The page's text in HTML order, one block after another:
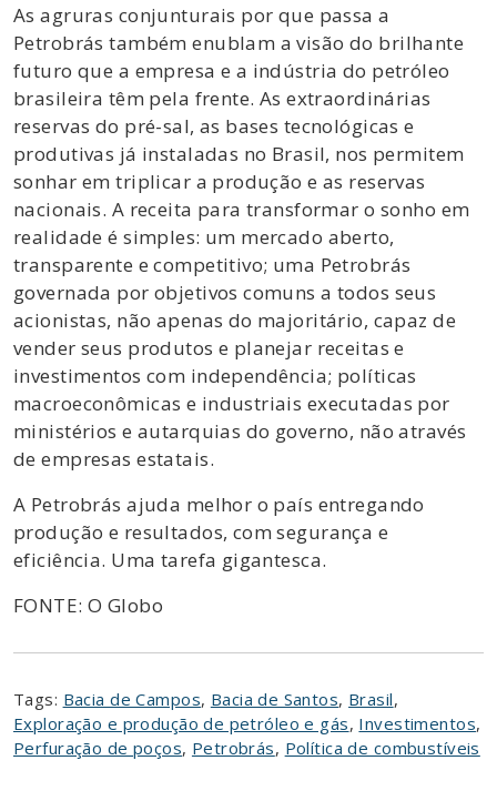
As agruras conjunturais por que passa a
Petrobrás também enublam a visão do brilhante
futuro que a empresa e a indústria do petróleo
brasileira têm pela frente. As extraordinárias
reservas do pré-sal, as bases tecnológicas e
produtivas já instaladas no Brasil, nos permitem
sonhar em triplicar a produção e as reservas
nacionais. A receita para transformar o sonho em
realidade é simples: um mercado aberto,
transparente e competitivo; uma Petrobrás
governada por objetivos comuns a todos seus
acionistas, não apenas do majoritário, capaz de
vender seus produtos e planejar receitas e
investimentos com independência; políticas
macroeconômicas e industriais executadas por
ministérios e autarquias do governo, não através
de empresas estatais.
A Petrobrás ajuda melhor o país entregando
produção e resultados, com segurança e
eficiência. Uma tarefa gigantesca.
FONTE: O Globo
Tags: Bacia de Campos, Bacia de Santos, Brasil,
Exploração e produção de petróleo e gás, Investimentos,
Perfuração de poços, Petrobrás, Política de combustíveis